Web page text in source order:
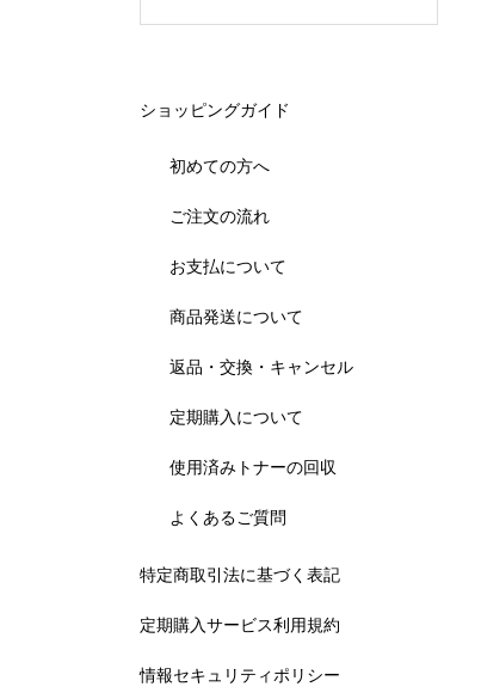
ショッピングガイド
初めての方へ
ご注文の流れ
お支払について
商品発送について
返品・交換・キャンセル
定期購入について
使用済みトナーの回収
よくあるご質問
特定商取引法に基づく表記
定期購入サービス利用規約
情報セキュリティポリシー